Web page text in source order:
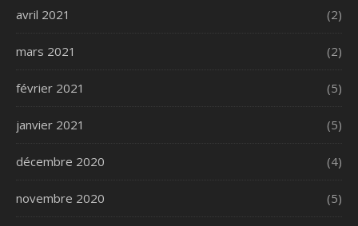
avril 2021 (2)
mars 2021 (2)
février 2021 (5)
janvier 2021 (5)
décembre 2020 (4)
novembre 2020 (5)